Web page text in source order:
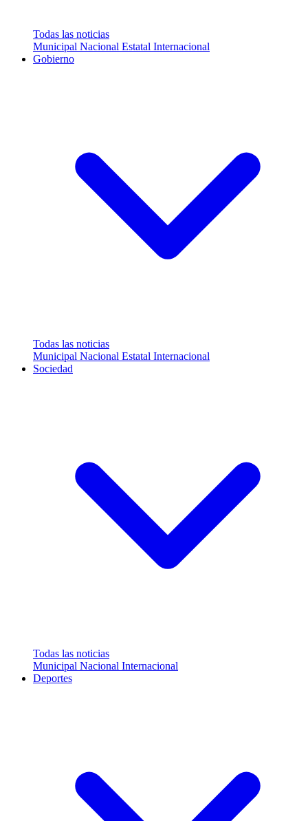
Todas las noticias
Municipal Nacional Estatal Internacional
Gobierno
Todas las noticias
Municipal Nacional Estatal Internacional
Sociedad
Todas las noticias
Municipal Nacional Internacional
Deportes